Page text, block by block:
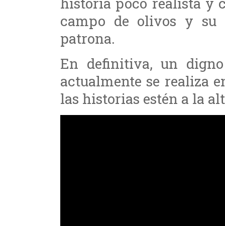
campo de olivos y su
patrona.
En definitiva, un
actualmente se realiza
las historias estén a la